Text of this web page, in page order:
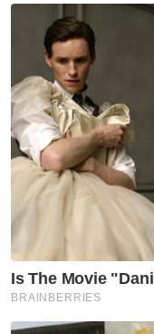
Jika audit
kepada
ialah sama ada
pendedahan
membetulkan
Kerajaan juga
dan tender
kuasa yang
kadangkala
mereka yang
tersebut.